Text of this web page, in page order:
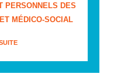
PERSONNELS DES
MÉDICO-SOCIAL